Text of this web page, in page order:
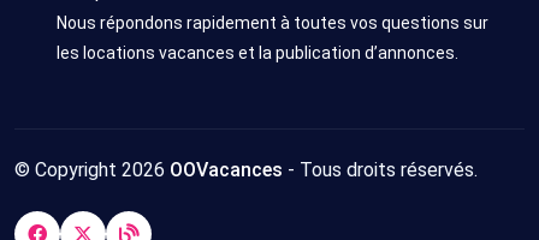
Nous répondons rapidement à toutes vos questions sur
les locations vacances et la publication d’annonces.
© Copyright 2026 OOVacances - Tous droits réservés.